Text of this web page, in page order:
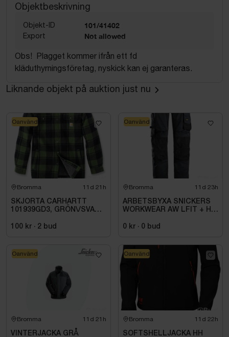
Objektbeskrivning
Objekt-ID 101/41402
Export Not allowed
Obs! Plagget kommer ifrån ett fd
kläduthyrningsföretag, nyskick kan ej garanteras.
Liknande objekt på auktion just nu
Bromma 11d 21h
SKJORTA CARHARTT
101939GD3, GRÖN\/SVART
100 kr · 2 bud
Oanvänd
Bromma 11d 23h
ARBETSBYXA SNICKERS
WORKWEAR AW LFIT + HF
0 kr · 0 bud
Oanvänd
Bromma 11d 21h
VINTERJACKA GRÅ
Oanvänd
Bromma 11d 22h
SOFTSHELLJACKA HH
Oanvänd